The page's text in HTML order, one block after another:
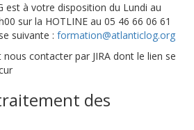
est à votre disposition du Lundi au
sur la HOTLINE au 05 46 66 06 61
suivante : formation@atlanticlog.org
contacter par JIRA dont le lien se
des